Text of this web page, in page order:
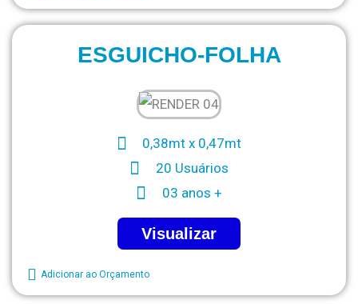
ESGUICHO-FOLHA
0,38mt x 0,47mt
20 Usuários
03 anos +
Visualizar
Adicionar ao Orçamento